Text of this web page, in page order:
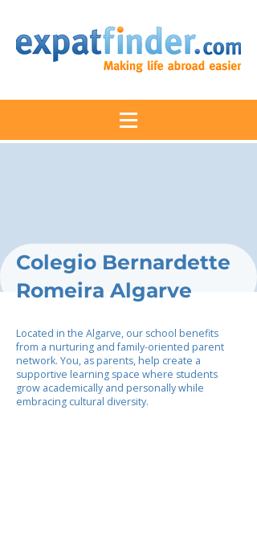
Colegio Bernardette
Romeira Algarve
Located in the Algarve, our school benefits
from a nurturing and family-oriented parent
network. You, as parents, help create a
supportive learning space where students
grow academically and personally while
embracing cultural diversity.